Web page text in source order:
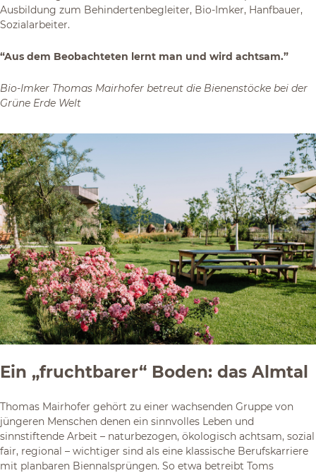
Ausbildung zum Behindertenbegleiter, Bio-Imker, Hanfbauer,
Sozialarbeiter.
“Aus dem Beobachteten lernt man und wird achtsam.”
Bio-Imker Thomas Mairhofer betreut die Bienenstöcke bei der
Grüne Erde Welt
Ein „fruchtbarer“ Boden: das Almtal
Thomas Mairhofer gehört zu einer wachsenden Gruppe von
jüngeren Menschen denen ein sinnvolles Leben und
sinnstiftende Arbeit – naturbezogen, ökologisch achtsam, sozial
fair, regional – wichtiger sind als eine klassische Berufskarriere
mit planbaren Biennalsprüngen. So etwa betreibt Toms